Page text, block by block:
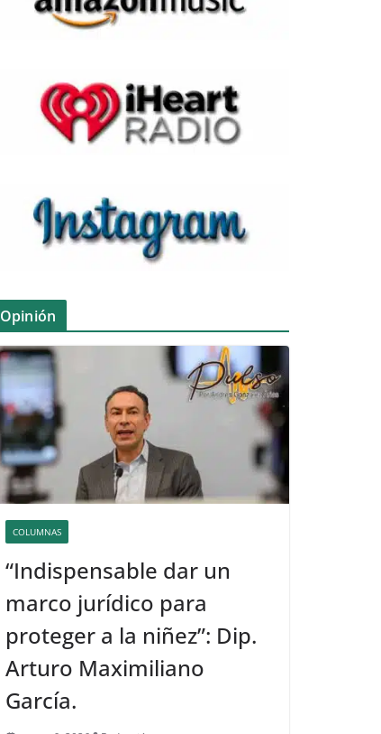
Opinión
COLUMNAS
“Indispensable dar un
marco jurídico para
proteger a la niñez”: Dip.
Arturo Maximiliano
García.